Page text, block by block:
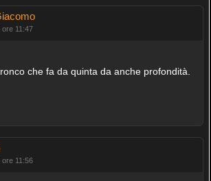
11:47
che fa da quinta da anche profondità.
11:56